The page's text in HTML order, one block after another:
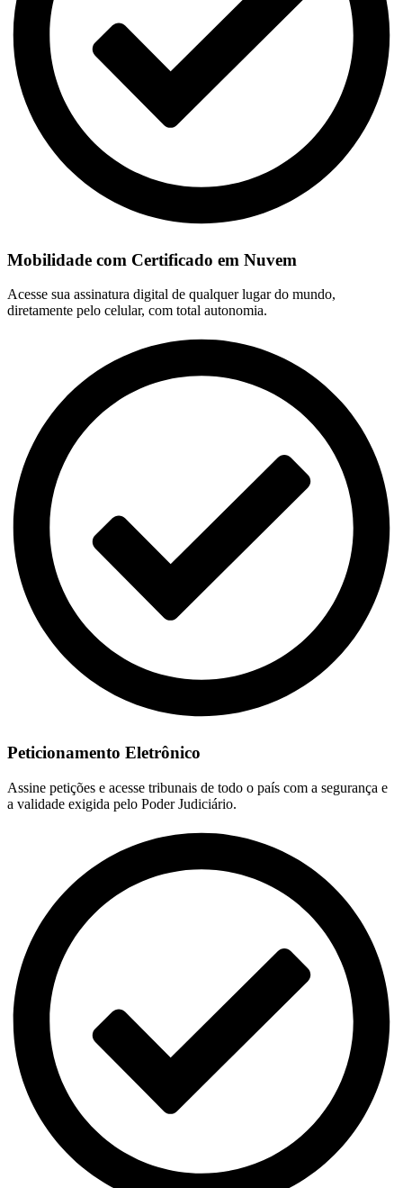
Mobilidade com Certificado em Nuvem
Acesse sua assinatura digital de qualquer lugar do mundo,
diretamente pelo celular, com total autonomia.
Peticionamento Eletrônico
Assine petições e acesse tribunais de todo o país com a segurança e
a validade exigida pelo Poder Judiciário.